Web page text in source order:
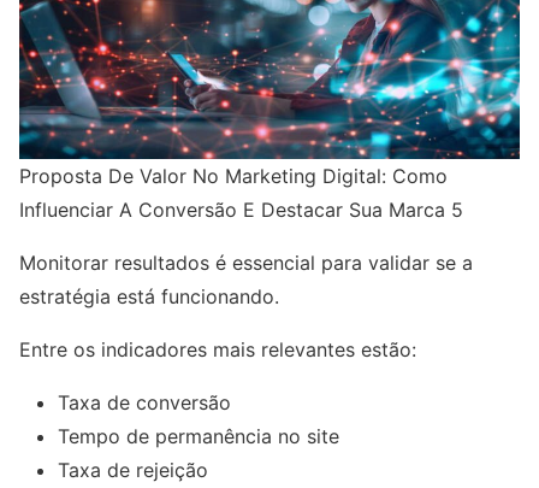
Proposta De Valor No Marketing Digital: Como
Influenciar A Conversão E Destacar Sua Marca 5
Monitorar resultados é essencial para validar se a
estratégia está funcionando.
Entre os indicadores mais relevantes estão:
Taxa de conversão
Tempo de permanência no site
Taxa de rejeição